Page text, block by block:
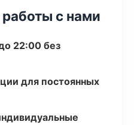
с нами
22:00 без
для постоянных